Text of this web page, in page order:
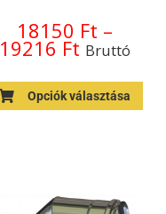
18150 Ft –
19216 Ft Bruttó
Opciók választása